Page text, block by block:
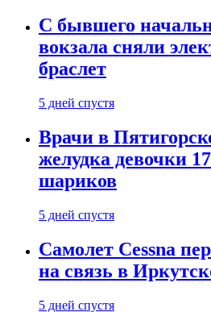
С бывшего
вокзала сняли
браслет
5 дней спустя
Врачи в
желудка девочки
шариков
5 дней спустя
Самолет Cessna
на связь в
5 дней спустя